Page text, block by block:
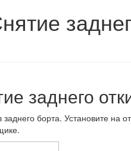
заднего
борта. Установите на